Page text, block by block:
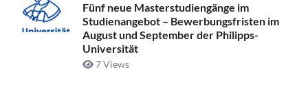
Fünf neue Masterstudiengänge im
Studienangebot – Bewerbungsfristen im
August und September der Philipps-
Universität
7 Views